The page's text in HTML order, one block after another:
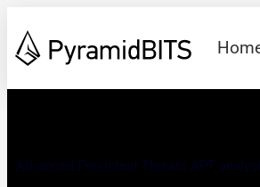
Advanced Persistent Threats APT